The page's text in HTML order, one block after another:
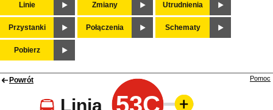
Linie Zmiany Utrudnienia
Przystanki Połączenia Schematy
Pobierz
Powrót
Linia 53C
Pomoc